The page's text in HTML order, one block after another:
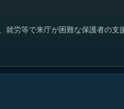
就労等で来庁が困難な保護者の支